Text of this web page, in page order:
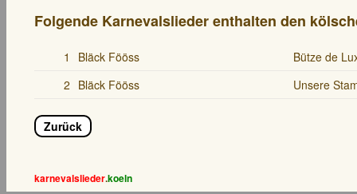
Folgende Karnevalslieder enthalten den
1 Bläck Fööss
Bütze de
2 Bläck Fööss Unsere
Zurück
karnevalslieder.koeln